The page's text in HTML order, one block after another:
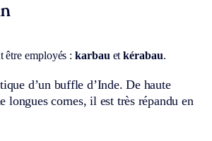
être employés :karbau etkérabau.
d’un buffle d’Inde. De haute
longues cornes, il est très répandu en